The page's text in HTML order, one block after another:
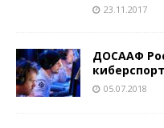
23.11.2017
ДОСААФ
киберспорт
05.07.2018